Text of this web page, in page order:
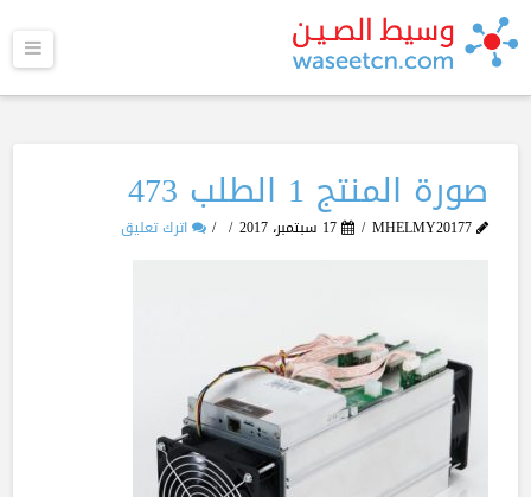
صورة المنتج 1 الطلب 473
MHELMY20177 17 سبتمبر، 2017 اترك تعليق